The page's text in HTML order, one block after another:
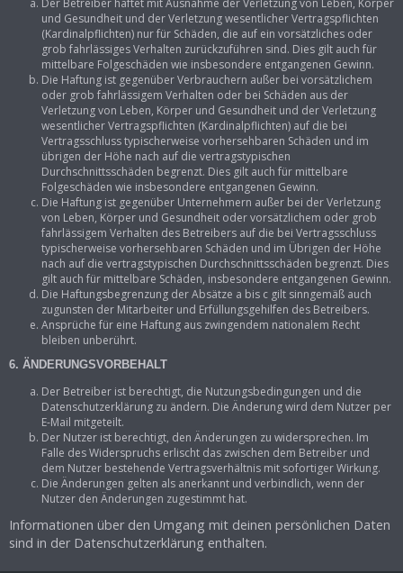
Der Betreiber haftet mit Ausnahme der Verletzung von Leben, Körper
und Gesundheit und der Verletzung wesentlicher Vertragspflichten
(Kardinalpflichten) nur für Schäden, die auf ein vorsätzliches oder
grob fahrlässiges Verhalten zurückzuführen sind. Dies gilt auch für
mittelbare Folgeschäden wie insbesondere entgangenen Gewinn.
Die Haftung ist gegenüber Verbrauchern außer bei vorsätzlichem
oder grob fahrlässigem Verhalten oder bei Schäden aus der
Verletzung von Leben, Körper und Gesundheit und der Verletzung
wesentlicher Vertragspflichten (Kardinalpflichten) auf die bei
Vertragsschluss typischerweise vorhersehbaren Schäden und im
übrigen der Höhe nach auf die vertragstypischen
Durchschnittsschäden begrenzt. Dies gilt auch für mittelbare
Folgeschäden wie insbesondere entgangenen Gewinn.
Die Haftung ist gegenüber Unternehmern außer bei der Verletzung
von Leben, Körper und Gesundheit oder vorsätzlichem oder grob
fahrlässigem Verhalten des Betreibers auf die bei Vertragsschluss
typischerweise vorhersehbaren Schäden und im Übrigen der Höhe
nach auf die vertragstypischen Durchschnittsschäden begrenzt. Dies
gilt auch für mittelbare Schäden, insbesondere entgangenen Gewinn.
Die Haftungsbegrenzung der Absätze a bis c gilt sinngemäß auch
zugunsten der Mitarbeiter und Erfüllungsgehilfen des Betreibers.
Ansprüche für eine Haftung aus zwingendem nationalem Recht
bleiben unberührt.
6. ÄNDERUNGSVORBEHALT
Der Betreiber ist berechtigt, die Nutzungsbedingungen und die
Datenschutzerklärung zu ändern. Die Änderung wird dem Nutzer per
E-Mail mitgeteilt.
Der Nutzer ist berechtigt, den Änderungen zu widersprechen. Im
Falle des Widerspruchs erlischt das zwischen dem Betreiber und
dem Nutzer bestehende Vertragsverhältnis mit sofortiger Wirkung.
Die Änderungen gelten als anerkannt und verbindlich, wenn der
Nutzer den Änderungen zugestimmt hat.
Informationen über den Umgang mit deinen persönlichen Daten
sind in der Datenschutzerklärung enthalten.